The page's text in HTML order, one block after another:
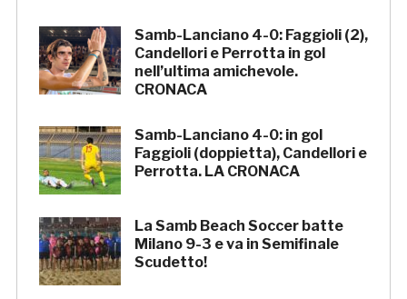
Samb-Lanciano 4-0: Faggioli (2),
Candellori e Perrotta in gol
nell’ultima amichevole.
CRONACA
Samb-Lanciano 4-0: in gol
Faggioli (doppietta), Candellori e
Perrotta. LA CRONACA
La Samb Beach Soccer batte
Milano 9-3 e va in Semifinale
Scudetto!